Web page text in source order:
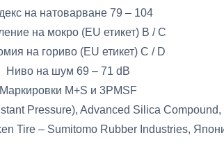
на натоварване 79 – 104
на мокро (EU етикет) B / C
на гориво (EU етикет) C / D
Ниво на шум 69 – 71 dB
Маркировки M+S и 3PMSF
Pressure), Advanced Silica
Tire – Sumitomo Rubber Industries,